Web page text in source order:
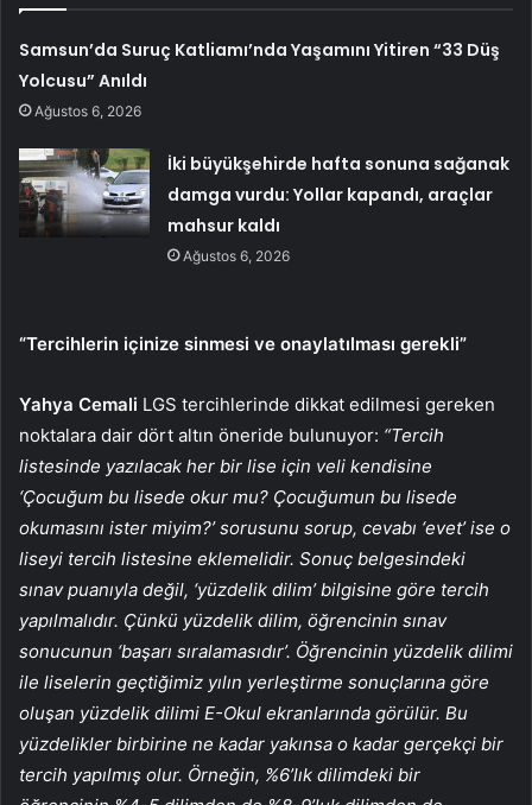
Samsun’da Suruç Katliamı’nda Yaşamını Yitiren “33 Düş
Yolcusu” Anıldı
Ağustos 6, 2026
İki büyükşehirde hafta sonuna sağanak
damga vurdu: Yollar kapandı, araçlar
mahsur kaldı
Ağustos 6, 2026
“Tercihlerin içinize sinmesi ve onaylatılması gerekli”
Yahya Cemali LGS tercihlerinde dikkat edilmesi gereken
noktalara dair dört altın öneride bulunuyor: “Tercih
listesinde yazılacak her bir lise için veli kendisine
‘Çocuğum bu lisede okur mu? Çocuğumun bu lisede
okumasını ister miyim?’ sorusunu sorup, cevabı ‘evet’ ise o
liseyi tercih listesine eklemelidir. Sonuç belgesindeki
sınav puanıyla değil, ‘yüzdelik dilim’ bilgisine göre tercih
yapılmalıdır. Çünkü yüzdelik dilim, öğrencinin sınav
sonucunun ‘başarı sıralamasıdır’. Öğrencinin yüzdelik dilimi
ile liselerin geçtiğimiz yılın yerleştirme sonuçlarına göre
oluşan yüzdelik dilimi E-Okul ekranlarında görülür. Bu
yüzdelikler birbirine ne kadar yakınsa o kadar gerçekçi bir
tercih yapılmış olur. Örneğin, %6’lık dilimdeki bir